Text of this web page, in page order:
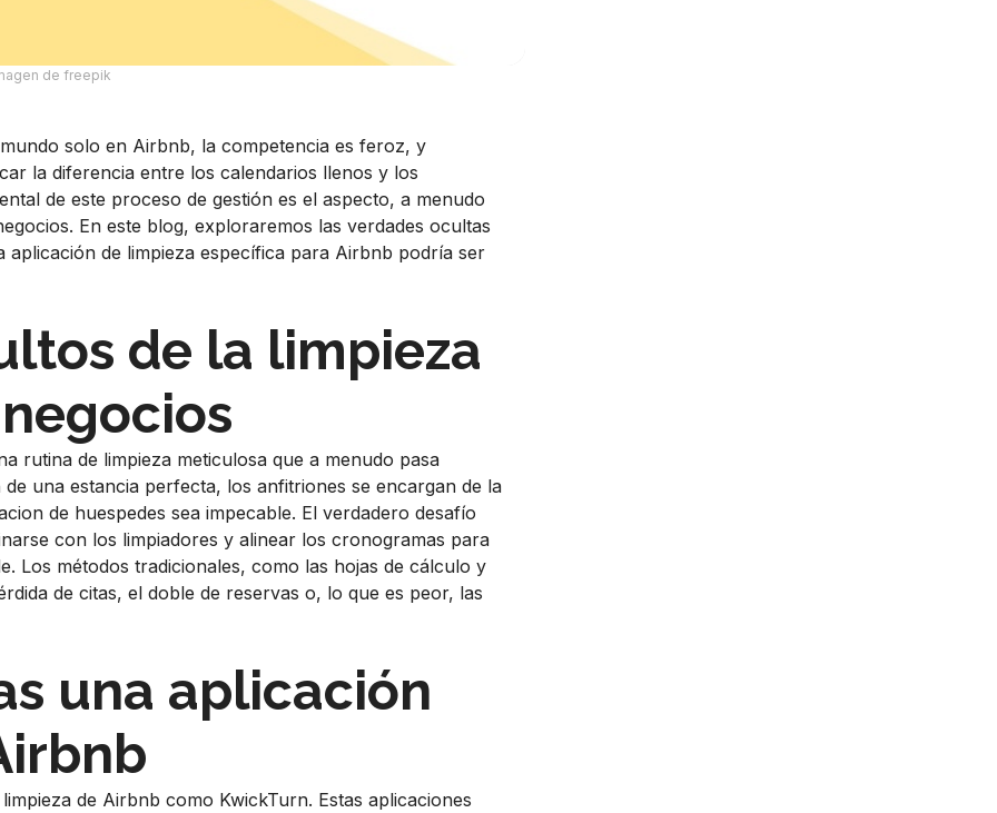
de freepik
solo en Airbnb, la competencia es feroz, y
la diferencia entre los calendarios llenos y los
de este proceso de gestión es el aspecto, a menudo
En este blog, exploraremos las verdades ocultas
de limpieza específica para Airbnb podría ser
de la limpieza
rutina de limpieza meticulosa que a menudo pasa
una estancia perfecta, los anfitriones se encargan de la
de huespedes sea impecable. El verdadero desafío
con los limpiadores y alinear los cronogramas para
Los métodos tradicionales, como las hojas de cálculo y
de citas, el doble de reservas o, lo que es peor, las
una aplicación
de Airbnb como KwickTurn. Estas aplicaciones